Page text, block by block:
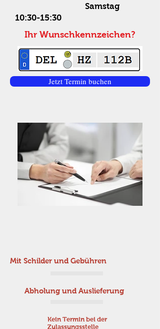
Samstag
10:30-15:30
Ihr Wunschkennzeichen?
Jetzt Termin buchen
Mit Schilder und Gebühren
Abholung und Auslieferung
Kein Termin bei der
Zulassungsstelle